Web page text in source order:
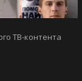
ТВ-контента